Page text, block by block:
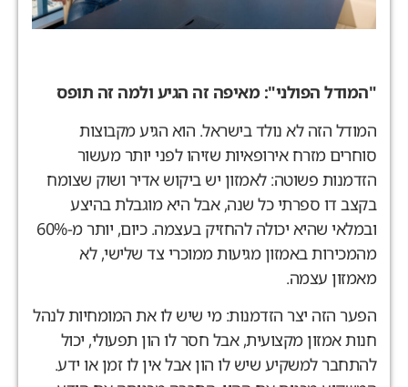
הפולני": מאיפה זה הגיע ולמה זה תופס
הזה לא נולד בישראל. הוא הגיע מקבוצות
מזרח אירופאיות שזיהו לפני יותר מעשור
פשוטה: לאמזון יש ביקוש אדיר ושוק שצומח
דו ספרתי כל שנה, אבל היא מוגבלת בהיצע
ובמלאי שהיא יכולה להחזיק בעצמה. כיום, יותר מ-60%
באמזון מגיעות ממוכרי צד שלישי, לא
עצמה.
הזה יצר הזדמנות: מי שיש לו את המומחיות לנהל
אמזון מקצועית, אבל חסר לו הון תפעולי, יכול
למשקיע שיש לו הון אבל אין לו זמן או ידע.